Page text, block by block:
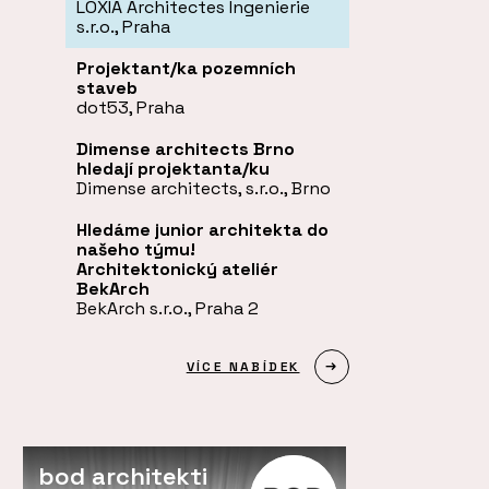
LOXIA Architectes Ingenierie
s.r.o., Praha
Projektant/ka pozemních
staveb
dot53, Praha
Dimense architects Brno
hledají projektanta/ku
Dimense architects, s.r.o., Brno
Hledáme junior architekta do
našeho týmu!
Architektonický ateliér
BekArch
BekArch s.r.o., Praha 2
VÍCE NABÍDEK
bod architekti